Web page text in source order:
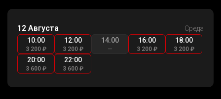
12 Августа
Среда
10:00
3 200 ₽
12:00
3 200 ₽
14:00
—
16:00
3 200 ₽
18:00
3 200 ₽
20:00
3 600 ₽
22:00
3 600 ₽